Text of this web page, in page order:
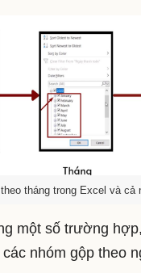
tháng trong Excel và cả
một số trường
nhóm gộp theo